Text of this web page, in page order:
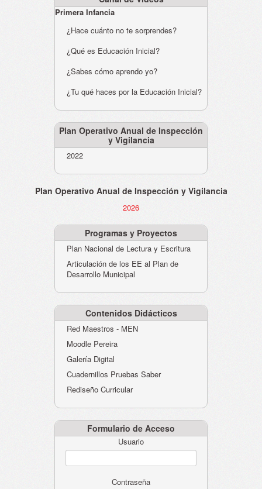
Primera Infancia
¿Hace cuánto no te sorprendes?
¿Qué es Educación Inicial?
¿Sabes cómo aprendo yo?
¿Tu qué haces por la Educación Inicial?
Plan Operativo Anual de Inspección
y Vigilancia
2022
Plan Operativo Anual de Inspección y Vigilancia
2026
Programas y Proyectos
Plan Nacional de Lectura y Escritura
Articulación de los EE al Plan de
Desarrollo Municipal
Contenidos Didácticos
Red Maestros - MEN
Moodle Pereira
Galería Digital
Cuadernillos Pruebas Saber
Rediseño Curricular
Formulario de Acceso
Usuario
Contraseña